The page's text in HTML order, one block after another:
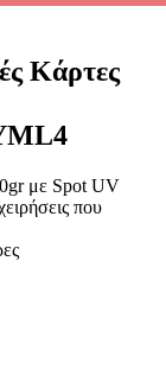
Κάρτες
με Spot UV
που